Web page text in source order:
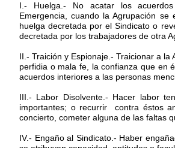
I.- Huelga.- No acatar los
Emergencia, cuando la Agrupación
huelga decretada por el Sindicato o
decretada por los trabajadores de otra
II.- Traición y Espionaje.- Traicionar a
perfidia o mala fe, la confianza que en
acuerdos interiores a las personas
III.- Labor Disolvente.- Hacer labor
importantes; o recurrir contra éstos
concierto, cometer alguna de las faltas
IV.- Engaño al Sindicato.- Haber